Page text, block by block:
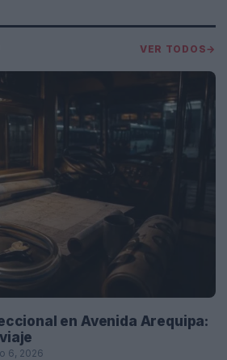
VER TODOS→
en Avenida Arequipa:
6, 2026